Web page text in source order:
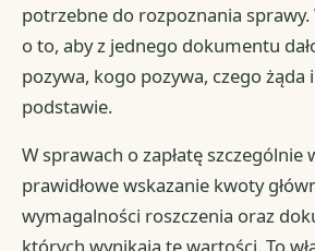
potrzebne do rozpoznania
o to, aby z jednego dokumentu
pozywa, kogo pozywa, czego żąda
podstawie.
W sprawach o zapłatę szczególnie
prawidłowe wskazanie kwoty
wymagalności roszczenia oraz
których wynikają te wartości. To